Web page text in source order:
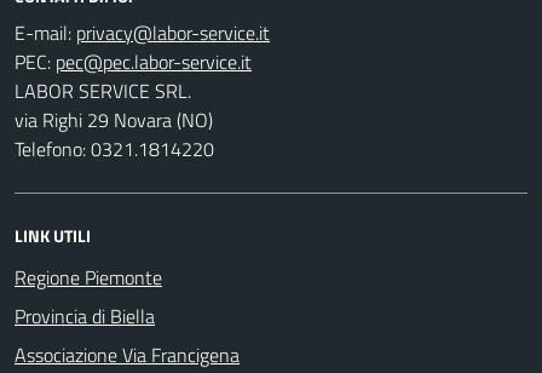
E-mail:
PEC:
LABOR SERVICE SRL.
via Righi 29 Novara (NO)
Telefono: 0321.1814220
LINK UTILI
Regione Piemonte
Provincia di Biella
Associazione Via Francigena